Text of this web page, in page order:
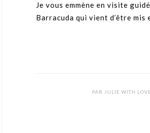
Je vous emmène en visite
Barracuda qui vient d’être
PAR JULIE WITH